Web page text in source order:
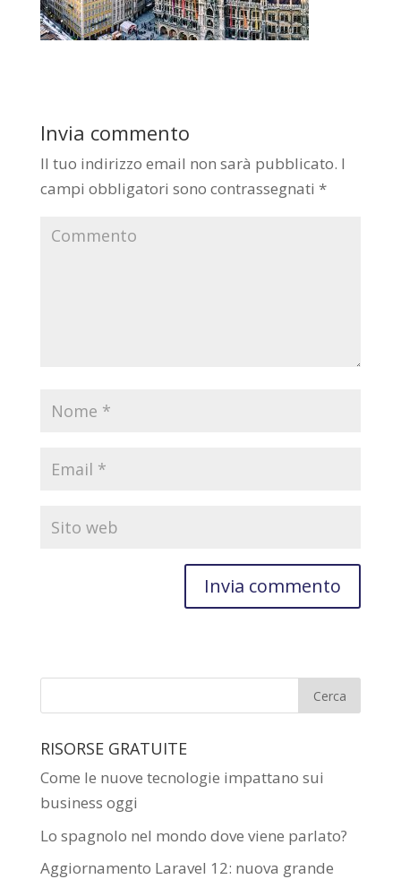
Invia commento
Il tuo indirizzo email non sarà pubblicato. I
campi obbligatori sono contrassegnati *
RISORSE GRATUITE
Come le nuove tecnologie impattano sui
business oggi
Lo spagnolo nel mondo dove viene parlato?
Aggiornamento Laravel 12: nuova grande